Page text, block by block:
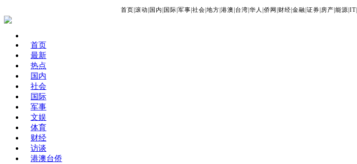
首页 滚动 国内 国际 军事 社会 地方 港澳 台湾 华人 侨网 财经 金融 证券 房产 能源 IT|
首页
最新
热点
国内
社会
国际
军事
文娱
体育
财经
访谈
港澳台侨